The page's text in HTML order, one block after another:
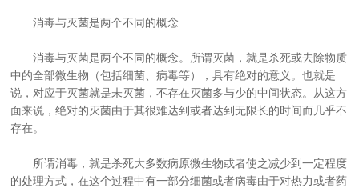
消毒与灭菌是两个不同的概念
消毒与灭菌是两个不同的概念。所谓灭菌，就是杀死或去除物质
中的全部微生物（包括细菌、病毒等），具有绝对的意义。也就是
说，对应于灭菌就是未灭菌，不存在灭菌多与少的中间状态。从这方
面来说，绝对的灭菌由于其很难达到或者达到无限长的时间而几乎不
存在。
所谓消毒，就是杀死大多数病原微生物或者使之减少到一定程度
的处理方式，在这个过程中有一部分细菌或者病毒由于对热力或者药